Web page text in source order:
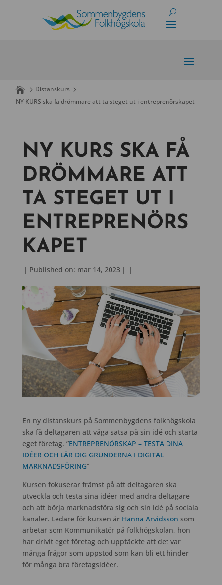
Distanskurs
NY KURS ska få drömmare att ta steget ut i entreprenörskapet
NY KURS SKA FÅ
DRÖMMARE ATT
TA STEGET UT I
ENTREPRENÖRS
KAPET
| Published on: mar 14, 2023 | |
En ny distanskurs på Sommenbygdens folkhögskola
ska få deltagaren att våga satsa på sin idé och starta
eget företag. ”ENTREPRENÖRSKAP – TESTA DINA
IDÉER OCH LÄR DIG GRUNDERNA I DIGITAL
MARKNADSFÖRING”
Kursen fokuserar främst på att deltagaren ska
utveckla och testa sina idéer med andra deltagare
och att börja marknadsföra sig och sin idé på sociala
kanaler. Ledare för kursen är Hanna Arvidsson som
arbetar som Kommunikatör på folkhögskolan, hon
har drivit eget företag och upptäckte att det var
många frågor som uppstod som kan bli ett hinder
för många bra företagsidéer.